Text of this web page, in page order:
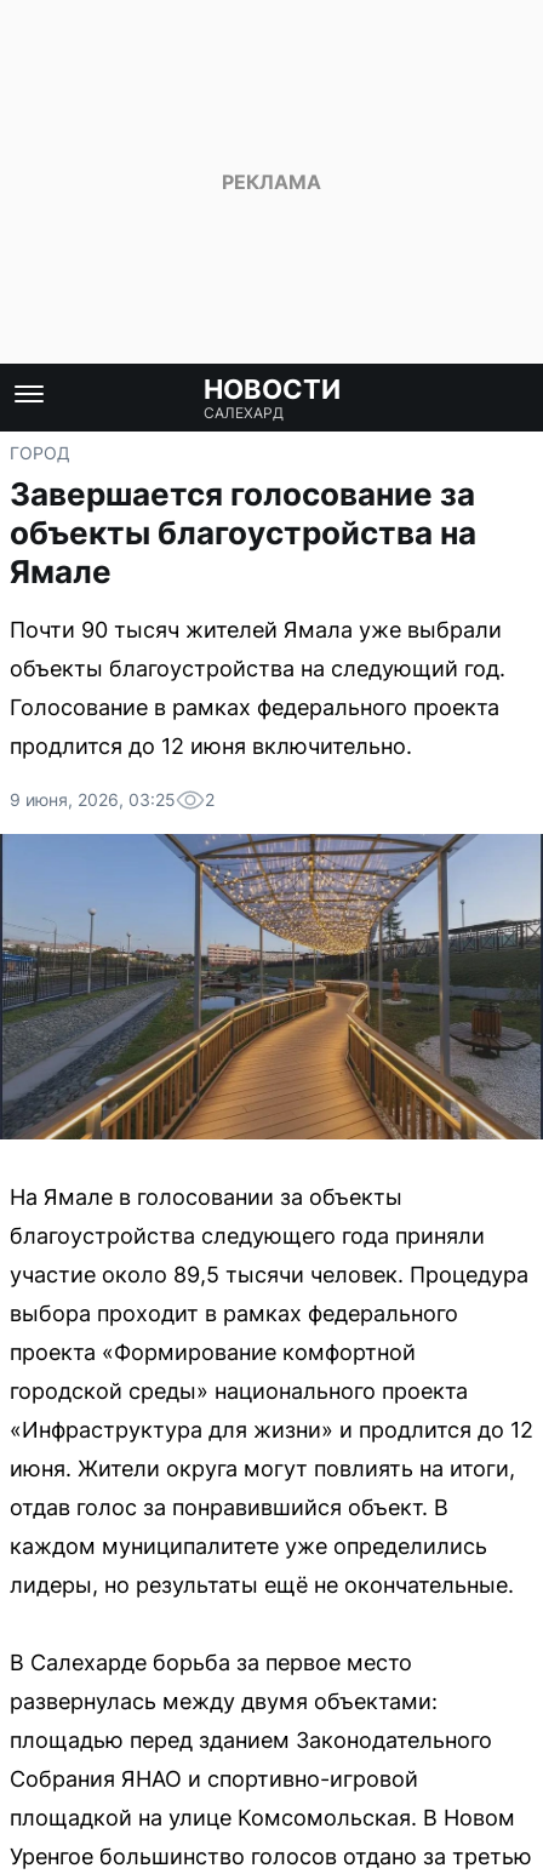
НОВОСТИ
САЛЕХАРД
ГОРОД
Завершается голосование за
объекты благоустройства на
Ямале
Почти 90 тысяч жителей Ямала уже выбрали
объекты благоустройства на следующий год.
Голосование в рамках федерального проекта
продлится до 12 июня включительно.
9 июня, 2026, 03:25 2
На Ямале в голосовании за объекты
благоустройства следующего года приняли
участие около 89,5 тысячи человек. Процедура
выбора проходит в рамках федерального
проекта «Формирование комфортной
городской среды» национального проекта
«Инфраструктура для жизни» и продлится до 12
июня. Жители округа могут повлиять на итоги,
отдав голос за понравившийся объект. В
каждом муниципалитете уже определились
лидеры, но результаты ещё не окончательные.
В Салехарде борьба за первое место
развернулась между двумя объектами:
площадью перед зданием Законодательного
Собрания ЯНАО и спортивно-игровой
площадкой на улице Комсомольская. В Новом
Уренгое большинство голосов отдано за третью